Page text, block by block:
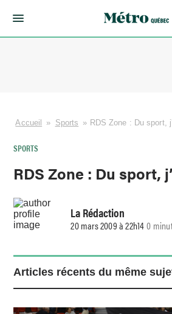
Accueil » Sports » RDS Zone : Du sport,
SPORTS
RDS Zone : Du sport,
La Rédaction
20 mars 2009 à 22h140
Articles récents du même